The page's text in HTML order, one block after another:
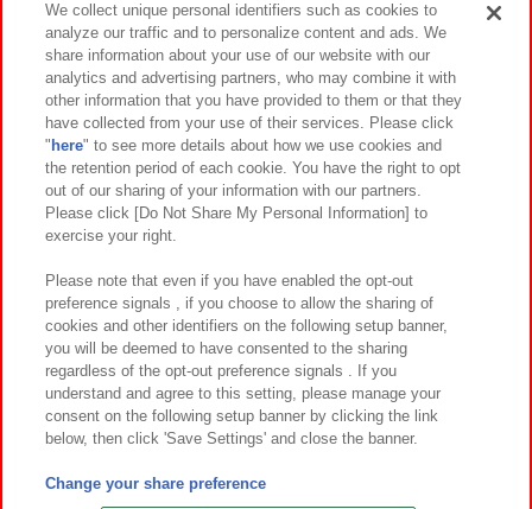
イベント・キャンペーン
関連会社 サステナビリティ サイトポリシー
プライバシーポリシー ウェブアクセシビリティ方針と検証結果
お取引先さまとともに
カスタマーハラスメント対応方針 よくあるご質問・お問い合わせ
©Bandai Namco Amusement Inc.
©Bandai Namco Amusement Lab Inc.
We collect unique personal identifiers such as cookies to
analyze our traffic and to personalize content and ads. We
share information about your use of our website with our
analytics and advertising partners, who may combine it with
other information that you have provided to them or that they
have collected from your use of their services. Please click
" here" to see more details about how we use cookies and
the retention period of each cookie. You have the right to opt
out of our sharing of your information with our partners.
Please click [Do Not Share My Personal Information] to
exercise your right.
Please note that even if you have enabled the opt-out
preference signals , if you choose to allow the sharing of
cookies and other identifiers on the following setup banner,
you will be deemed to have consented to the sharing
regardless of the opt-out preference signals . If you
understand and agree to this setting, please manage your
consent on the following setup banner by clicking the link
below, then click 'Save Settings' and close the banner.
Change your share preference